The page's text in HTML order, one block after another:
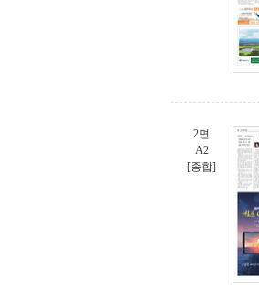
2면
A2
[종합]